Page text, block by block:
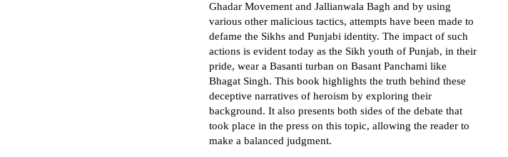
Ghadar Movement and Jallianwala Bagh and by using
various other malicious tactics, attempts have been made to
defame the Sikhs and Punjabi identity. The impact of such
actions is evident today as the Sikh youth of Punjab, in their
pride, wear a Basanti turban on Basant Panchami like
Bhagat Singh. This book highlights the truth behind these
deceptive narratives of heroism by exploring their
background. It also presents both sides of the debate that
took place in the press on this topic, allowing the reader to
make a balanced judgment.